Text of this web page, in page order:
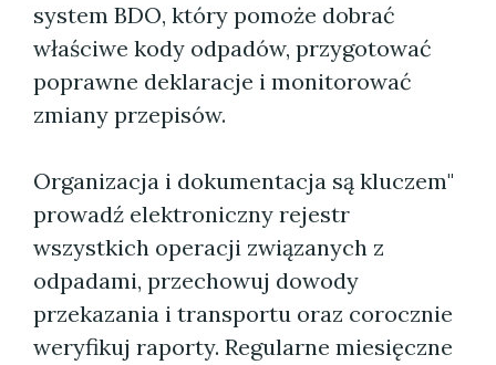
system BDO, który pomoże dobrać
właściwe kody odpadów, przygotować
poprawne deklaracje i monitorować
zmiany przepisów.
Organizacja i dokumentacja są kluczem"
prowadź elektroniczny rejestr
wszystkich operacji związanych z
odpadami, przechowuj dowody
przekazania i transportu oraz corocznie
weryfikuj raporty. Regularne miesięczne